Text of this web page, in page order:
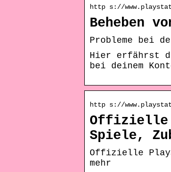
http s://
Beheben
Probleme bei
Hier erfährst
bei deinem
http s://
Offizielle
Spiele,
Offizielle
mehr